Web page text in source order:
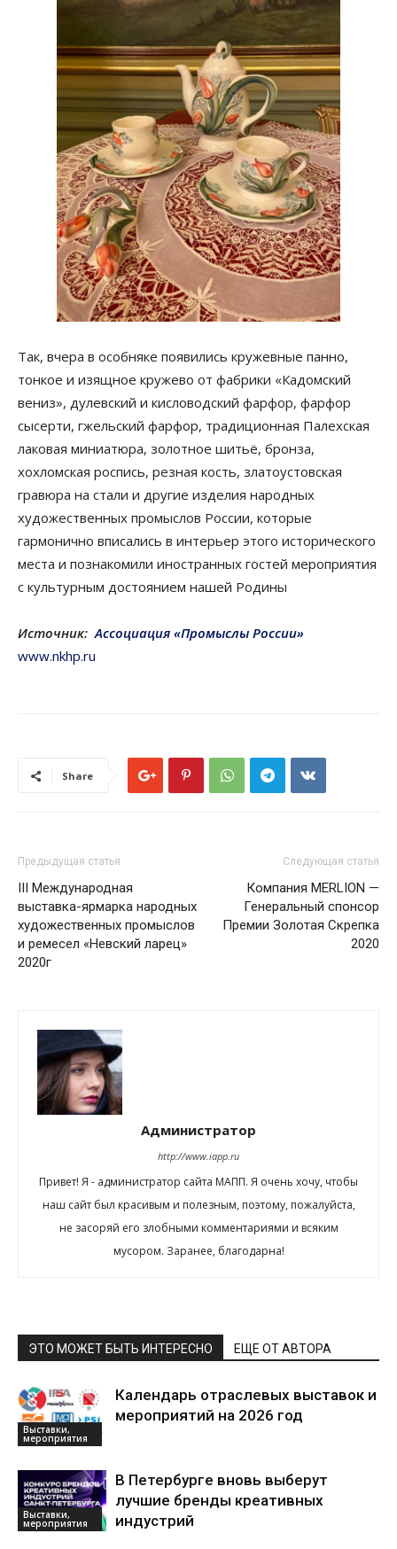
Так, вчера в особняке появились кружевные панно,
тонкое и изящное кружево от фабрики «Кадомский
вениз», дулевский и кисловодский фарфор, фарфор
сысерти, гжельский фарфор, традиционная Палехская
лаковая миниатюра, золотное шитьё, бронза,
хохломская роспись, резная кость, златоустовская
гравюра на стали и другие изделия народных
художественных промыслов России, которые
гармонично вписались в интерьер этого исторического
места и познакомили иностранных гостей мероприятия
с культурным достоянием нашей Родины
Источник: Ассоциация «Промыслы России»
www.nkhp.ru
Share
Предыдущая статья
III Международная
выставка-ярмарка народных
художественных промыслов
и ремесел «Невский ларец»
2020г
Следующая статья
Компания MERLION —
Генеральный спонсор
Премии Золотая Скрепка
2020
Администратор
http://www.iapp.ru
Привет! Я - администратор сайта МАПП. Я очень хочу, чтобы
наш сайт был красивым и полезным, поэтому, пожалуйста,
не засоряй его злобными комментариями и всяким
мусором. Заранее, благодарна!
ЭТО МОЖЕТ БЫТЬ ИНТЕРЕСНО ЕЩЕ ОТ АВТОРА
Выставки,
мероприятия
Календарь отраслевых выставок и
мероприятий на 2026 год
Выставки,
мероприятия
В Петербурге вновь выберут
лучшие бренды креативных
индустрий